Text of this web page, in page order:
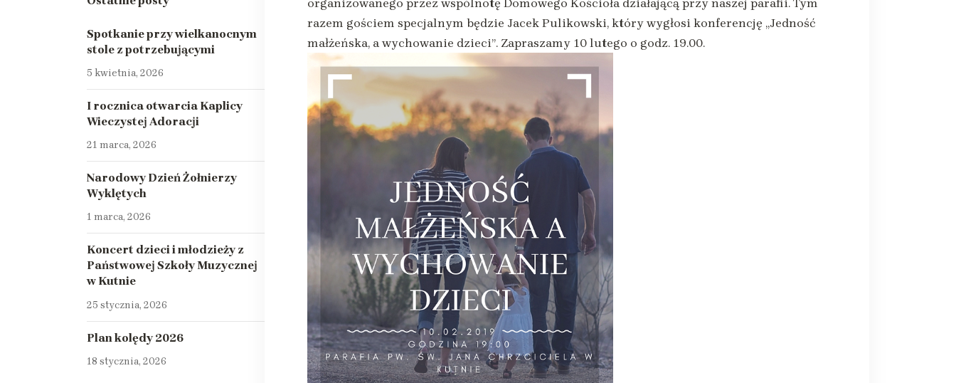
razem gościem specjalnym będzie Jacek Pulikowski, który wygłosi konferencję „Jedność
małżeńska, a wychowanie dzieci”. Zapraszamy 10 lutego o godz. 19.00.
Spotkanie przy wielkanocnym
stole z potrzebującymi
5 kwietnia, 2026
I rocznica otwarcia Kaplicy
Wieczystej Adoracji
21 marca, 2026
Narodowy Dzień Żołnierzy
Wyklętych
1 marca, 2026
Koncert dzieci i młodzieży z
Państwowej Szkoły Muzycznej
w Kutnie
25 stycznia, 2026
Plan kolędy 2026
18 stycznia, 2026